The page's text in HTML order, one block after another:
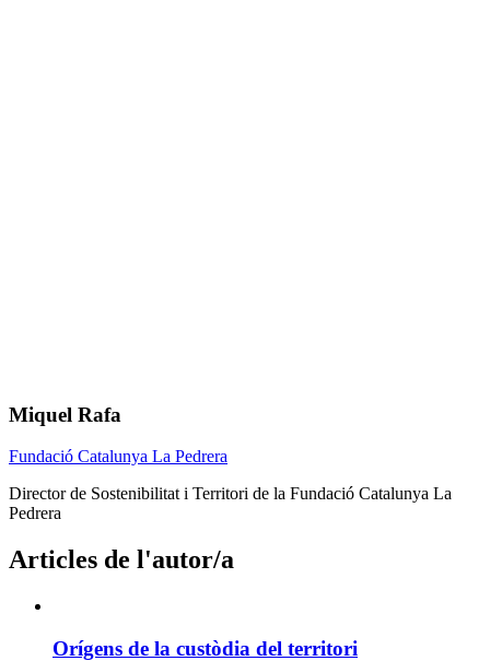
Miquel Rafa
Twitter
l'autor/a:
Fundació Catalunya La Pedrera
Presentació
de
Director de Sostenibilitat i Territori de la Fundació Catalunya La
Pedrera
Articles de l'autor/a
Orígens de la custòdia del territori